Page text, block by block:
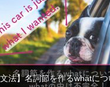
法】名詞節を作るwhatにつ